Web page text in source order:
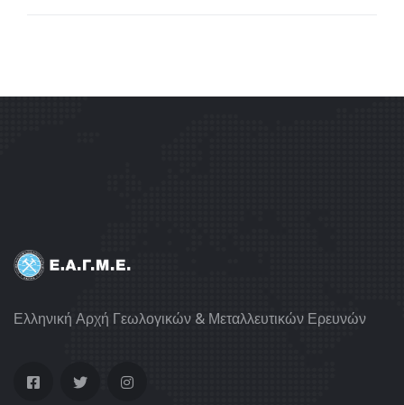
Ελληνική Αρχή Γεωλογικών & Μεταλλευτικών Ερευνών